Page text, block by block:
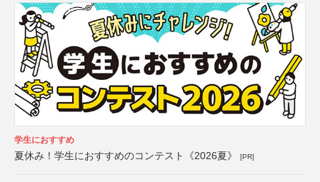
学生におすすめ
夏休み！学生におすすめのコンテスト《2026夏》 [PR]